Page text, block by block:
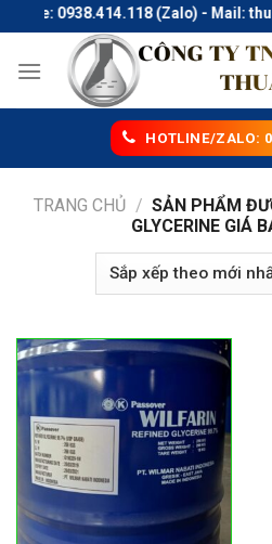
to
content
0938.414.118 (Zalo) - Mail:
HOTLINE/ZALO:
TRANG CHỦ / SẢN PHẨM
GLYCERINE GIÁ